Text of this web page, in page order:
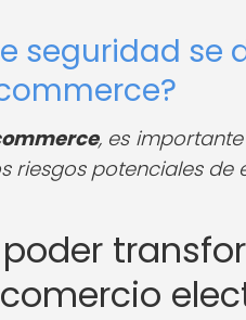
seguridad se
, es
riesgos potenciales
poder